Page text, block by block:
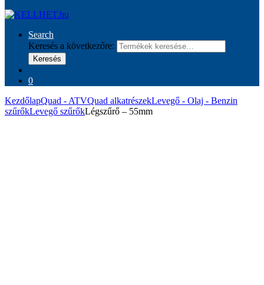
Search
Keresés a következőre:
Keresés
0
KezdőlapQuad - ATVQuad alkatrészekLevegő - Olaj - Benzin
szűrőkLevegő szűrőkLégszűrő – 55mm